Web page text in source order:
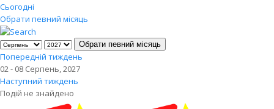
Сьогодні
Обрати певний місяць
Обрати певний місяць
Попередній тиждень
02 - 08 Серпень, 2027
Наступний тиждень
Подій не знайдено